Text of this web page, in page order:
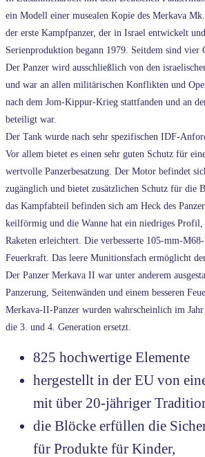
ein Modell einer musealen Kopie des Merkava
der erste Kampfpanzer, der in Israel entwickelt
Serienproduktion begann 1979. Seitdem sind vier
Der Panzer wird ausschließlich von den
und war an allen militärischen Konflikten und
nach dem Jom-Kippur-Krieg stattfanden und an
beteiligt war.
Der Tank wurde nach sehr spezifischen IDF-
Vor allem bietet es einen sehr guten Schutz für
wertvolle Panzerbesatzung. Der Motor befindet
zugänglich und bietet zusätzlichen Schutz für die
das Kampfabteil befinden sich am Heck des
keilförmig und die Wanne hat ein niedriges Profil,
Raketen erleichtert. Die verbesserte 105-mm-
Feuerkraft. Das leere Munitionsfach ermöglicht
Der Panzer Merkava II war unter anderem
Panzerung, Seitenwänden und einem besseren
Merkava-II-Panzer wurden wahrscheinlich im
die 3. und 4. Generation ersetzt.
825 hochwertige Elemente
hergestellt in der EU von
mit über 20-jähriger
die Blöcke erfüllen die
für Produkte für Kinder,